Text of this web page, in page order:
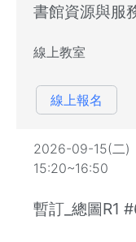
書館資源與服
線上教室
線上報名
2026-09-15(二)
15:20~16:50
暫訂_總圖R1